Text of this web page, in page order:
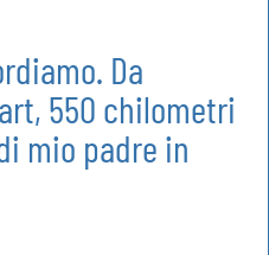
Da
550 chilometri
mio padre in